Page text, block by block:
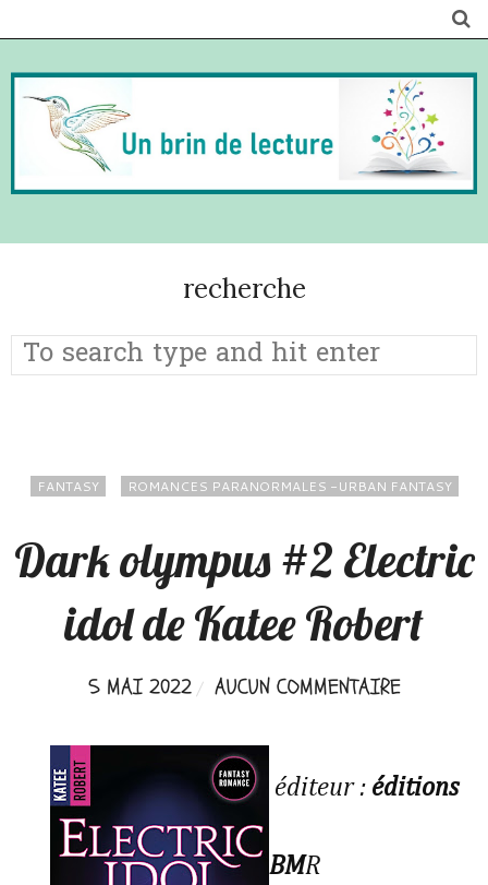
recherche
FANTASY ROMANCES PARANORMALES -URBAN FANTASY
Dark olympus #2 Electric
idol de Katee Robert
5 MAI 2022 AUCUN COMMENTAIRE
éditeur : éditions
BMR